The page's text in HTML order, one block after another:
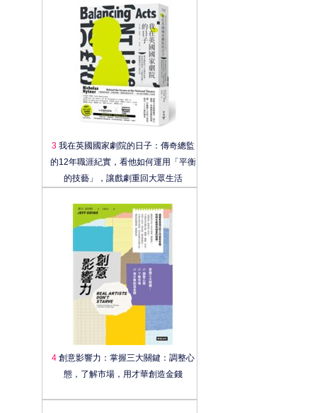
3我在英國國家劇院的日子：傳奇總監
的12年職涯紀實，看他如何運用「平衡
的技藝」，讓戲劇重回大眾生活
4創意影響力：掌握三大關鍵：調整心
態，了解市場，用才華創造金錢